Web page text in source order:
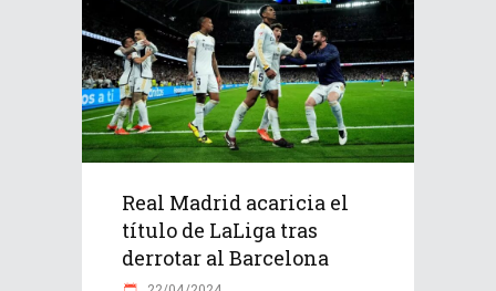
Real Madrid acaricia el
título de LaLiga tras
derrotar al Barcelona